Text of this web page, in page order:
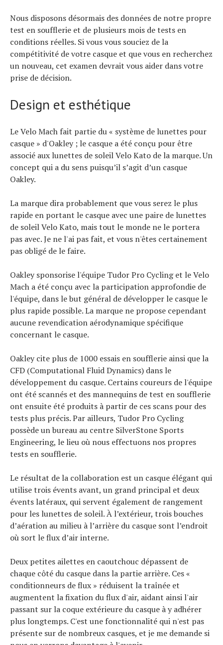
Nous disposons désormais des données de notre propre
test en soufflerie et de plusieurs mois de tests en
conditions réelles. Si vous vous souciez de la
compétitivité de votre casque et que vous en recherchez
un nouveau, cet examen devrait vous aider dans votre
prise de décision.
Design et esthétique
Le Velo Mach fait partie du « système de lunettes pour
casque » d'Oakley ; le casque a été conçu pour être
associé aux lunettes de soleil Velo Kato de la marque. Un
concept qui a du sens puisqu’il s’agit d’un casque
Oakley.
La marque dira probablement que vous serez le plus
rapide en portant le casque avec une paire de lunettes
de soleil Velo Kato, mais tout le monde ne le portera
pas avec. Je ne l'ai pas fait, et vous n'êtes certainement
pas obligé de le faire.
Oakley sponsorise l'équipe Tudor Pro Cycling et le Velo
Mach a été conçu avec la participation approfondie de
l'équipe, dans le but général de développer le casque le
plus rapide possible. La marque ne propose cependant
aucune revendication aérodynamique spécifique
concernant le casque.
Oakley cite plus de 1000 essais en soufflerie ainsi que la
CFD (Computational Fluid Dynamics) dans le
développement du casque. Certains coureurs de l'équipe
ont été scannés et des mannequins de test en soufflerie
ont ensuite été produits à partir de ces scans pour des
tests plus précis. Par ailleurs, Tudor Pro Cycling
possède un bureau au centre SilverStone Sports
Engineering, le lieu où nous effectuons nos propres
tests en soufflerie.
Le résultat de la collaboration est un casque élégant qui
utilise trois évents avant, un grand principal et deux
évents latéraux, qui servent également de rangement
pour les lunettes de soleil. À l’extérieur, trois bouches
d’aération au milieu à l’arrière du casque sont l’endroit
où sort le flux d’air interne.
Deux petites ailettes en caoutchouc dépassent de
chaque côté du casque dans la partie arrière. Ces «
conditionneurs de flux » réduisent la traînée et
augmentent la fixation du flux d'air, aidant ainsi l'air
passant sur la coque extérieure du casque à y adhérer
plus longtemps. C'est une fonctionnalité qui n'est pas
présente sur de nombreux casques, et je me demande si
Technologies
Tests de produits
Conseils
Tendances
Tous nos articles